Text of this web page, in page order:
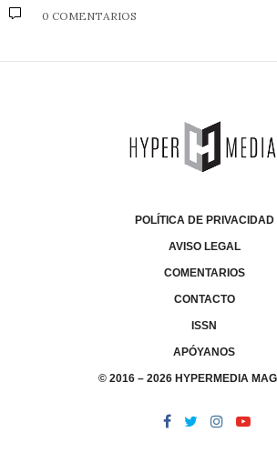
0 COMENTARIOS
POLÍTICA DE PRIVACIDAD
AVISO LEGAL
COMENTARIOS
CONTACTO
ISSN
APÓYANOS
© 2016 – 2026 HYPERMEDIA